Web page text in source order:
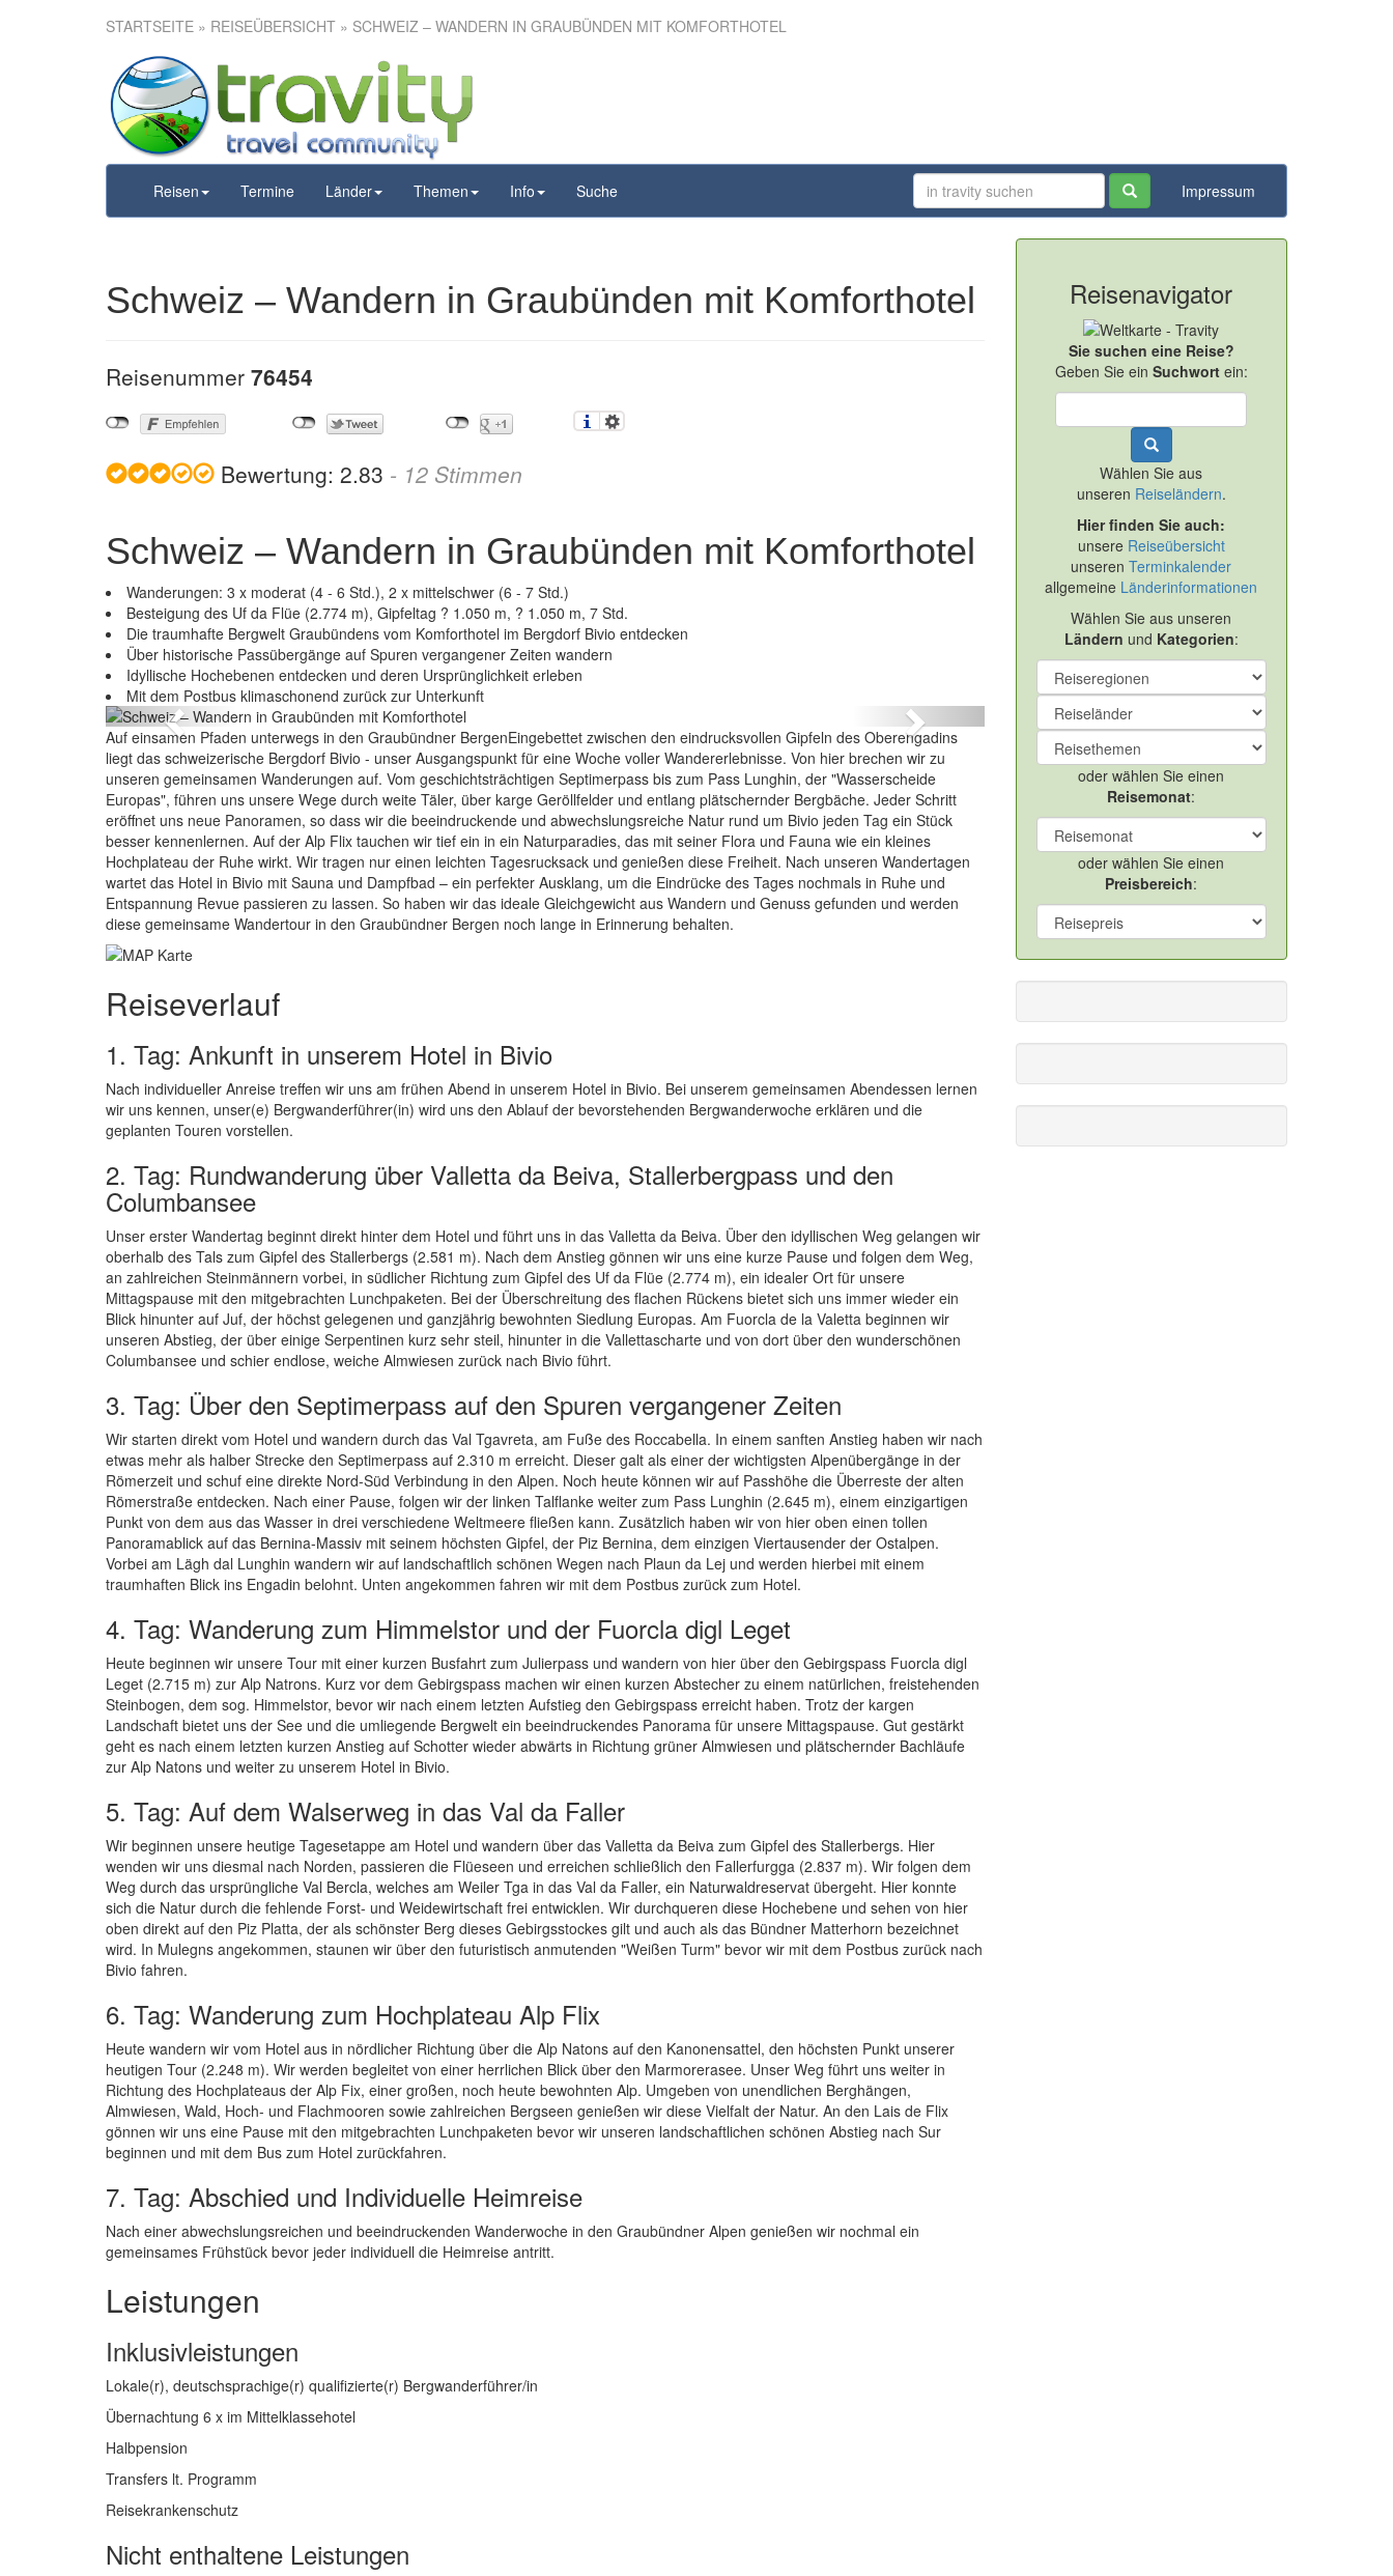
STARTSEITE » REISEÜBERSICHT » SCHWEIZ – WANDERN IN GRAUBÜNDEN MIT KOMFORTHOTEL
Reisen Termine Länder Themen Info Suche Impressum
Schweiz – Wandern in Graubünden
mit Komforthotel
Schweiz – Wandern in Graubünden mit Komforthotel
Reisenummer 76454
Bewertung: 2.83 - 12 Stimmen
Schweiz – Wandern in Graubünden mit Komforthotel
Wanderungen: 3 x moderat (4 - 6 Std.), 2 x mittelschwer (6 - 7 Std.)
Besteigung des Uf da Flüe (2.774 m), Gipfeltag ? 1.050 m, ? 1.050 m, 7 Std.
Die traumhafte Bergwelt Graubündens vom Komforthotel im Bergdorf Bivio entdecken
Über historische Passübergänge auf Spuren vergangener Zeiten wandern
Idyllische Hochebenen entdecken und deren Ursprünglichkeit erleben
Mit dem Postbus klimaschonend zurück zur Unterkunft
– Wandern in Graubünden mit Komforthotel Schweiz – Wandern in Graubünden mit Komforthotel
Previous Next
Auf einsamen Pfaden unterwegs in den Graubündner BergenEingebettet zwischen den eindrucksvollen Gipfeln des Oberengadins
liegt das schweizerische Bergdorf Bivio - unser Ausgangspunkt für eine Woche voller Wandererlebnisse. Von hier brechen wir zu
unseren gemeinsamen Wanderungen auf. Vom geschichtsträchtigen Septimerpass bis zum Pass Lunghin, der "Wasserscheide
Europas", führen uns unsere Wege durch weite Täler, über karge Geröllfelder und entlang plätschernder Bergbäche. Jeder Schritt
eröffnet uns neue Panoramen, so dass wir die beeindruckende und abwechslungsreiche Natur rund um Bivio jeden Tag ein Stück
besser kennenlernen. Auf der Alp Flix tauchen wir tief ein in ein Naturparadies, das mit seiner Flora und Fauna wie ein kleines
Hochplateau der Ruhe wirkt. Wir tragen nur einen leichten Tagesrucksack und genießen diese Freiheit. Nach unseren Wandertagen
wartet das Hotel in Bivio mit Sauna und Dampfbad – ein perfekter Ausklang, um die Eindrücke des Tages nochmals in Ruhe und
Entspannung Revue passieren zu lassen. So haben wir das ideale Gleichgewicht aus Wandern und Genuss gefunden und werden
diese gemeinsame Wandertour in den Graubündner Bergen noch lange in Erinnerung behalten.
Reiseverlauf
1. Tag: Ankunft in unserem Hotel in Bivio
Nach individueller Anreise treffen wir uns am frühen Abend in unserem Hotel in Bivio. Bei unserem gemeinsamen Abendessen lernen
wir uns kennen, unser(e) Bergwanderführer(in) wird uns den Ablauf der bevorstehenden Bergwanderwoche erklären und die
geplanten Touren vorstellen.
2. Tag: Rundwanderung über Valletta da Beiva, Stallerbergpass und den
Columbansee
Unser erster Wandertag beginnt direkt hinter dem Hotel und führt uns in das Valletta da Beiva. Über den idyllischen Weg gelangen wir
oberhalb des Tals zum Gipfel des Stallerbergs (2.581 m). Nach dem Anstieg gönnen wir uns eine kurze Pause und folgen dem Weg,
an zahlreichen Steinmännern vorbei, in südlicher Richtung zum Gipfel des Uf da Flüe (2.774 m), ein idealer Ort für unsere
Mittagspause mit den mitgebrachten Lunchpaketen. Bei der Überschreitung des flachen Rückens bietet sich uns immer wieder ein
Blick hinunter auf Juf, der höchst gelegenen und ganzjährig bewohnten Siedlung Europas. Am Fuorcla de la Valetta beginnen wir
unseren Abstieg, der über einige Serpentinen kurz sehr steil, hinunter in die Vallettascharte und von dort über den wunderschönen
Columbansee und schier endlose, weiche Almwiesen zurück nach Bivio führt.
3. Tag: Über den Septimerpass auf den Spuren vergangener Zeiten
Wir starten direkt vom Hotel und wandern durch das Val Tgavreta, am Fuße des Roccabella. In einem sanften Anstieg haben wir nach
etwas mehr als halber Strecke den Septimerpass auf 2.310 m erreicht. Dieser galt als einer der wichtigsten Alpenübergänge in der
Römerzeit und schuf eine direkte Nord-Süd Verbindung in den Alpen. Noch heute können wir auf Passhöhe die Überreste der alten
Römerstraße entdecken. Nach einer Pause, folgen wir der linken Talflanke weiter zum Pass Lunghin (2.645 m), einem einzigartigen
Punkt von dem aus das Wasser in drei verschiedene Weltmeere fließen kann. Zusätzlich haben wir von hier oben einen tollen
Panoramablick auf das Bernina-Massiv mit seinem höchsten Gipfel, der Piz Bernina, dem einzigen Viertausender der Ostalpen.
Vorbei am Lägh dal Lunghin wandern wir auf landschaftlich schönen Wegen nach Plaun da Lej und werden hierbei mit einem
traumhaften Blick ins Engadin belohnt. Unten angekommen fahren wir mit dem Postbus zurück zum Hotel.
4. Tag: Wanderung zum Himmelstor und der Fuorcla digl Leget
Heute beginnen wir unsere Tour mit einer kurzen Busfahrt zum Julierpass und wandern von hier über den Gebirgspass Fuorcla digl
Leget (2.715 m) zur Alp Natrons. Kurz vor dem Gebirgspass machen wir einen kurzen Abstecher zu einem natürlichen, freistehenden
Steinbogen, dem sog. Himmelstor, bevor wir nach einem letzten Aufstieg den Gebirgspass erreicht haben. Trotz der kargen
Landschaft bietet uns der See und die umliegende Bergwelt ein beeindruckendes Panorama für unsere Mittagspause. Gut gestärkt
geht es nach einem letzten kurzen Anstieg auf Schotter wieder abwärts in Richtung grüner Almwiesen und plätschernder Bachläufe
zur Alp Natons und weiter zu unserem Hotel in Bivio.
5. Tag: Auf dem Walserweg in das Val da Faller
Wir beginnen unsere heutige Tagesetappe am Hotel und wandern über das Valletta da Beiva zum Gipfel des Stallerbergs. Hier
wenden wir uns diesmal nach Norden, passieren die Flüeseen und erreichen schließlich den Fallerfurgga (2.837 m). Wir folgen dem
Weg durch das ursprüngliche Val Bercla, welches am Weiler Tga in das Val da Faller, ein Naturwaldreservat übergeht. Hier konnte
sich die Natur durch die fehlende Forst- und Weidewirtschaft frei entwicklen. Wir durchqueren diese Hochebene und sehen von hier
oben direkt auf den Piz Platta, der als schönster Berg dieses Gebirgsstockes gilt und auch als das Bündner Matterhorn bezeichnet
wird. In Mulegns angekommen, staunen wir über den futuristisch anmutenden "Weißen Turm" bevor wir mit dem Postbus zurück nach
Bivio fahren.
6. Tag: Wanderung zum Hochplateau Alp Flix
Heute wandern wir vom Hotel aus in nördlicher Richtung über die Alp Natons auf den Kanonensattel, den höchsten Punkt unserer
heutigen Tour (2.248 m). Wir werden begleitet von einer herrlichen Blick über den Marmorerasee. Unser Weg führt uns weiter in
Richtung des Hochplateaus der Alp Fix, einer großen, noch heute bewohnten Alp. Umgeben von unendlichen Berghängen,
Almwiesen, Wald, Hoch- und Flachmooren sowie zahlreichen Bergseen genießen wir diese Vielfalt der Natur. An den Lais de Flix
gönnen wir uns eine Pause mit den mitgebrachten Lunchpaketen bevor wir unseren landschaftlichen schönen Abstieg nach Sur
beginnen und mit dem Bus zum Hotel zurückfahren.
7. Tag: Abschied und Individuelle Heimreise
Nach einer abwechslungsreichen und beeindruckenden Wanderwoche in den Graubündner Alpen genießen wir nochmal ein
gemeinsames Frühstück bevor jeder individuell die Heimreise antritt.
Leistungen
Inklusivleistungen
Lokale(r), deutschsprachige(r) qualifizierte(r) Bergwanderführer/in
Übernachtung 6 x im Mittelklassehotel
Halbpension
Transfers lt. Programm
Reisekrankenschutz
Nicht enthaltene Leistungen
Reisenavigator
Sie suchen eine Reise?
Geben Sie ein Suchwortein:
Wählen Sie aus
unseren Reiseländern.
Hier finden Sie auch:
unsere Reiseübersicht
unserenTerminkalender
allgemeine Länderinformationen
Wählen Sie aus unseren
Ländern und Kategorien:
oder wählen Sie einen
Reisemonat:
oder wählen Sie einen
Preisbereich: